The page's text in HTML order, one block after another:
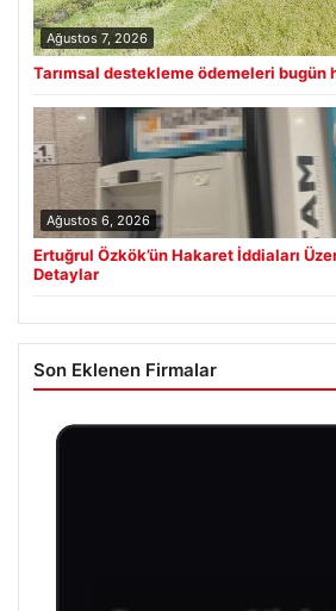
Ağustos 7, 2026
Tarımsal destekleme ödemeleri bugün
Ağustos 6, 2026
Ertuğrul Özkök’ün Hakaret İddiaları
Detaylar
Son Eklenen Firmalar